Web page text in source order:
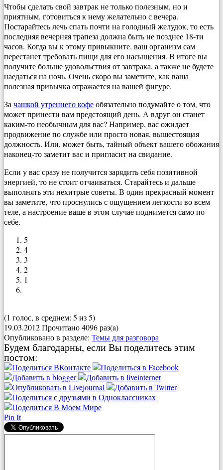
Чтобы сделать свой завтрак не только полезным, но и
приятным, готовиться к нему желательно с вечера.
Постарайтесь лечь спать почти на голодный желудок, то есть
последняя вечерняя трапеза должна быть не позднее 18-ти
часов. Когда вы к этому привыкните, ваш организм сам
перестанет требовать пищи для его насыщения. В итоге вы
получите больше удовольствия от завтрака, а также не будете
наедаться на ночь. Очень скоро вы заметите, как ваша
полезная привычка отражается на вашей фигуре.
За чашкой утреннего кофеобязательно подумайте о том, что
может принести вам предстоящий день. А вдруг он станет
каким-то необычным для вас? Например, вас ожидает
продвижение по службе или просто новая, вышестоящая
должность. Или, может быть, тайный объект вашего обожания
наконец-то заметит вас и пригласит на свидание.
Если у вас сразу не получится зарядить себя позитивной
энергией, то не стоит отчаиваться. Старайтесь и дальше
выполнять эти нехитрые советы. В один прекрасный момент
вы заметите, что проснулись с ощущением легкости во всем
теле, а настроение ваше в этом случае поднимется само по
себе.
5
4
3
2
1
(1 голос, в среднем: 5 из 5)
19.03.2012Прочитано 4096 раз(a)
Опубликовано в разделе: Темы для разговора
Будем благодарны, если Вы поделитесь этим
постом:
Pin It